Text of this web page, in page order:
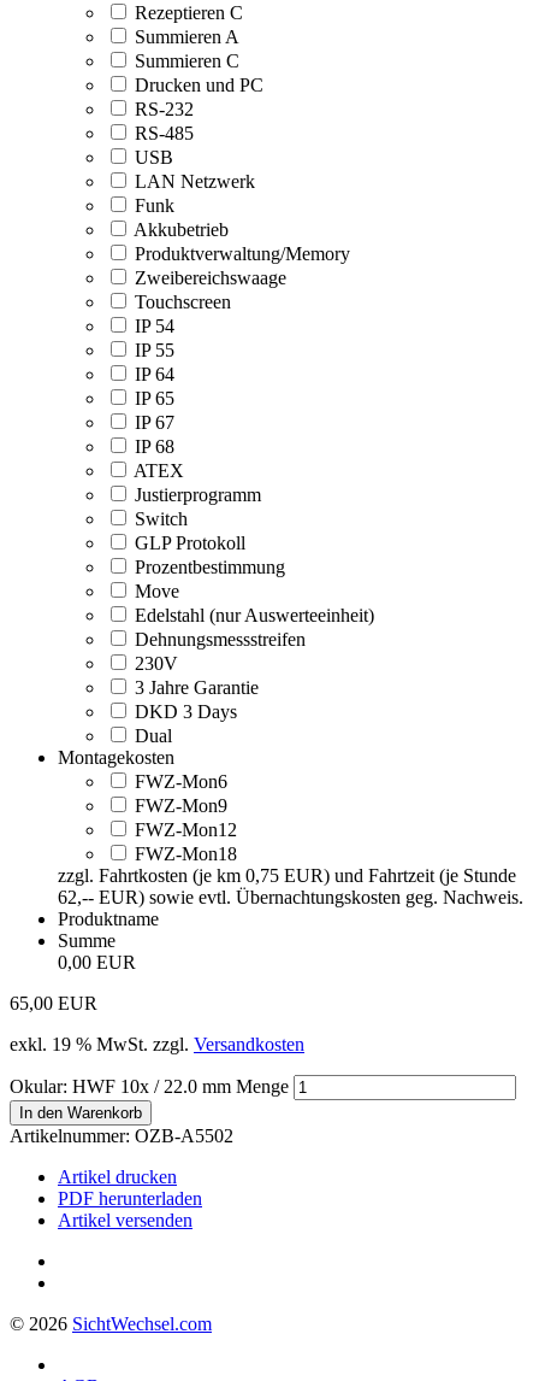
Rezeptieren C
Summieren A
Summieren C
Drucken und PC
RS-232
RS-485
USB
LAN Netzwerk
Funk
Akkubetrieb
Produktverwaltung/Memory
Zweibereichswaage
Touchscreen
IP 54
IP 55
IP 64
IP 65
IP 67
IP 68
ATEX
Justierprogramm
Switch
GLP Protokoll
Prozentbestimmung
Move
Edelstahl (nur Auswerteeinheit)
Dehnungsmessstreifen
230V
3 Jahre Garantie
DKD 3 Days
Dual
Montagekosten
FWZ-Mon6
FWZ-Mon9
FWZ-Mon12
FWZ-Mon18
zzgl. Fahrtkosten (je km 0,75 EUR) und Fahrtzeit (je Stunde
62,-- EUR) sowie evtl. Übernachtungskosten geg. Nachweis.
Produktname
Summe
0,00 EUR
65,00 EUR
exkl. 19 % MwSt. zzgl. Versandkosten
Okular: HWF 10x / 22.0 mm Menge
In den Warenkorb
Artikelnummer: OZB-A5502
Artikel drucken
PDF herunterladen
Artikel versenden
© 2026 SichtWechsel.com